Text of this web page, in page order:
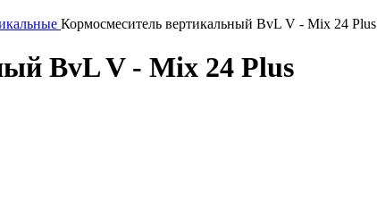
Кормосмеситель вертикальный BvL V - Mix 24 Plus
BvL V - Mix 24 Plus